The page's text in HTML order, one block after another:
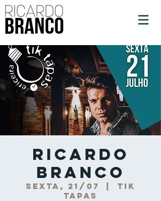
Ricardo
Branco
sexta, 21/07
Tik
Tapas